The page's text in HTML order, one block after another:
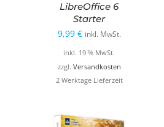
LibreOffice 6
Starter
9,99 € inkl. MwSt.
inkl. 19 % MwSt.
zzgl. Versandkosten
2 Werktage Lieferzeit